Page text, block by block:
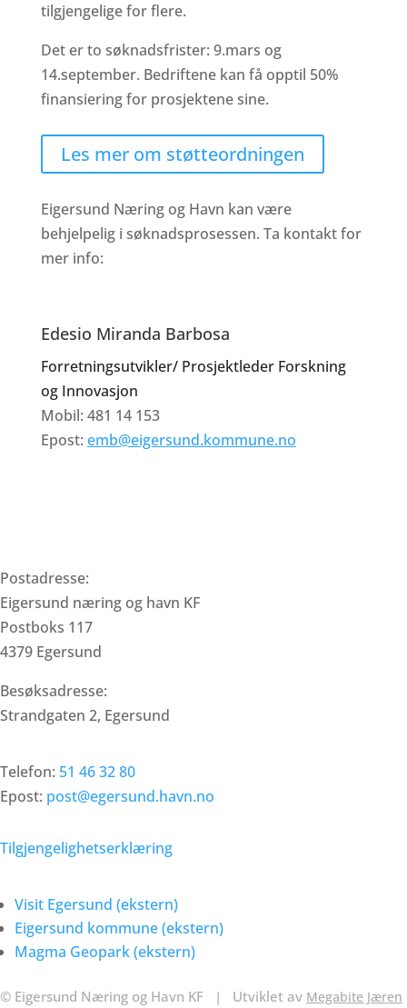
tilgjengelige for flere.
Det er to søknadsfrister: 9.mars og
14.september. Bedriftene kan få opptil 50%
finansiering for prosjektene sine.
Les mer om støtteordningen
Eigersund Næring og Havn kan være
behjelpelig i søknadsprosessen. Ta kontakt for
mer info:
Edesio Miranda Barbosa
Forretningsutvikler/ Prosjektleder Forskning
og Innovasjon
Mobil: 481 14 153
Epost: emb@eigersund.kommune.no
Postadresse:
Eigersund næring og havn KF
Postboks 117
4379 Egersund
Besøksadresse:
Strandgaten 2, Egersund
Telefon: 51 46 32 80
Epost: post@egersund.havn.no
Tilgjengelighetserklæring
Visit Egersund (ekstern)
Eigersund kommune (ekstern)
Magma Geopark (ekstern)
© Eigersund Næring og Havn KF | Utviklet av Megabite Jæren